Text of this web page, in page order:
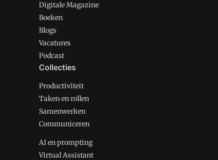
Digitale Magazine
Boeken
Blogs
Vacatures
Podcast
Collecties
Productiviteit
Taken en rollen
Samenwerken
Communiceren
AI en prompting
Virtual Assistant